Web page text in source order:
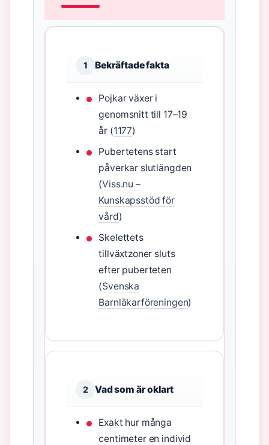
1 Bekräftade fakta
Pojkar växer i
genomsnitt till 17–19
år (1177)
Pubertetens start
påverkar slutlängden
(Viss.nu –
Kunskapsstöd för
vård)
Skelettets
tillväxtzoner sluts
efter puberteten
(Svenska
Barnläkarföreningen)
2 Vad som är oklart
Exakt hur många
centimeter en individ